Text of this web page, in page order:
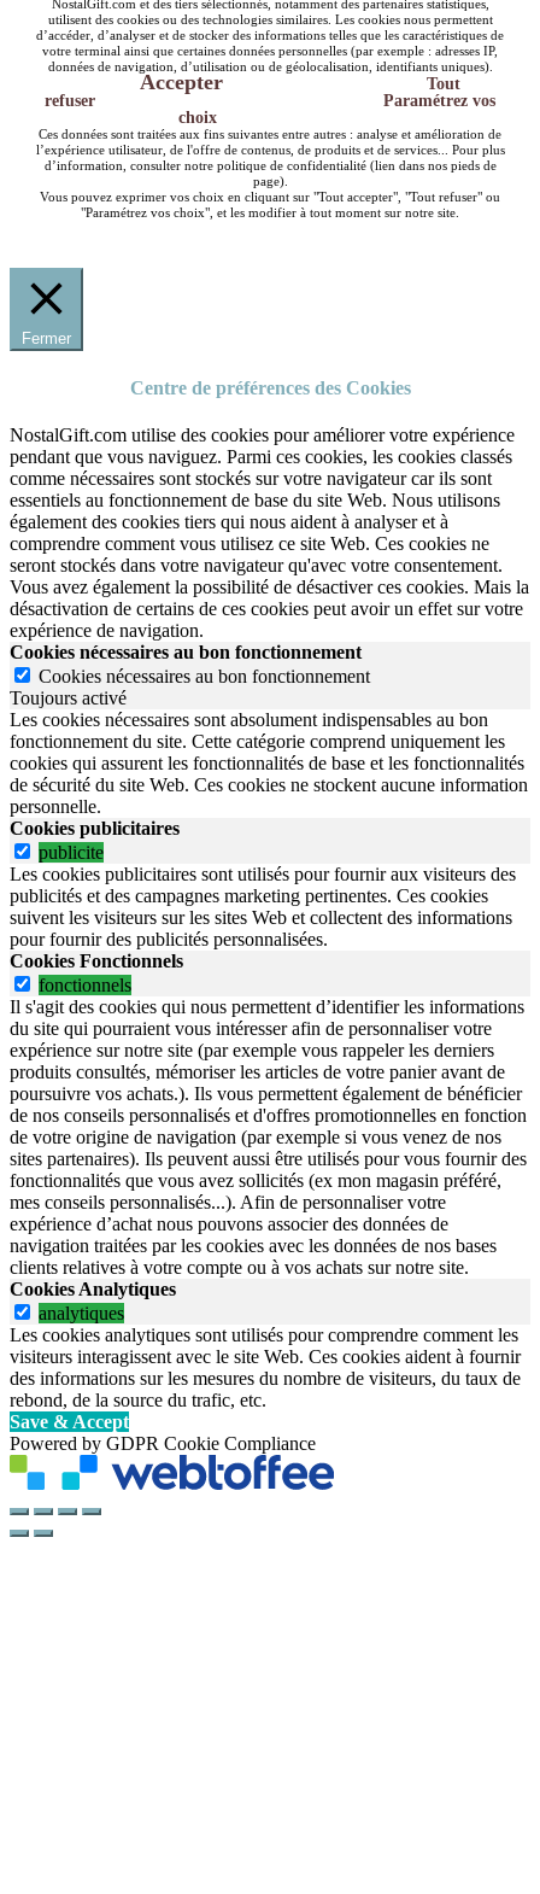
NostalGift.com et des tiers sélectionnés, notamment des partenaires statistiques,
utilisent des cookies ou des technologies similaires. Les cookies nous permettent
d’accéder, d’analyser et de stocker des informations telles que les caractéristiques de
votre terminal ainsi que certaines données personnelles (par exemple : adresses IP,
données de navigation, d’utilisation ou de géolocalisation, identifiants uniques).
Accepter
Tout
refuser
Paramétrez vos
choix
Ces données sont traitées aux fins suivantes entre autres : analyse et amélioration de
l’expérience utilisateur, de l'offre de contenus, de produits et de services... Pour plus
d’information, consulter notre politique de confidentialité (lien dans nos pieds de
page).
Vous pouvez exprimer vos choix en cliquant sur "Tout accepter", "Tout refuser" ou
"Paramétrez vos choix", et les modifier à tout moment sur notre site.
Fermer
Centre de préférences des Cookies
NostalGift.com utilise des cookies pour améliorer votre expérience
pendant que vous naviguez. Parmi ces cookies, les cookies classés
comme nécessaires sont stockés sur votre navigateur car ils sont
essentiels au fonctionnement de base du site Web. Nous utilisons
également des cookies tiers qui nous aident à analyser et à
comprendre comment vous utilisez ce site Web. Ces cookies ne
seront stockés dans votre navigateur qu'avec votre consentement.
Vous avez également la possibilité de désactiver ces cookies. Mais la
désactivation de certains de ces cookies peut avoir un effet sur votre
expérience de navigation.
Cookies nécessaires au bon fonctionnement
Cookies nécessaires au bon fonctionnement
Toujours activé
Les cookies nécessaires sont absolument indispensables au bon
fonctionnement du site. Cette catégorie comprend uniquement les
cookies qui assurent les fonctionnalités de base et les fonctionnalités
de sécurité du site Web. Ces cookies ne stockent aucune information
personnelle.
Cookies publicitaires
publicite
Les cookies publicitaires sont utilisés pour fournir aux visiteurs des
publicités et des campagnes marketing pertinentes. Ces cookies
suivent les visiteurs sur les sites Web et collectent des informations
pour fournir des publicités personnalisées.
Cookies Fonctionnels
fonctionnels
Il s'agit des cookies qui nous permettent d’identifier les informations
du site qui pourraient vous intéresser afin de personnaliser votre
expérience sur notre site (par exemple vous rappeler les derniers
produits consultés, mémoriser les articles de votre panier avant de
poursuivre vos achats.). Ils vous permettent également de bénéficier
de nos conseils personnalisés et d'offres promotionnelles en fonction
de votre origine de navigation (par exemple si vous venez de nos
sites partenaires). Ils peuvent aussi être utilisés pour vous fournir des
fonctionnalités que vous avez sollicités (ex mon magasin préféré,
mes conseils personnalisés...). Afin de personnaliser votre
expérience d’achat nous pouvons associer des données de
navigation traitées par les cookies avec les données de nos bases
clients relatives à votre compte ou à vos achats sur notre site.
Cookies Analytiques
analytiques
Les cookies analytiques sont utilisés pour comprendre comment les
visiteurs interagissent avec le site Web. Ces cookies aident à fournir
des informations sur les mesures du nombre de visiteurs, du taux de
rebond, de la source du trafic, etc.
Save & Accept
Powered by GDPR Cookie Compliance